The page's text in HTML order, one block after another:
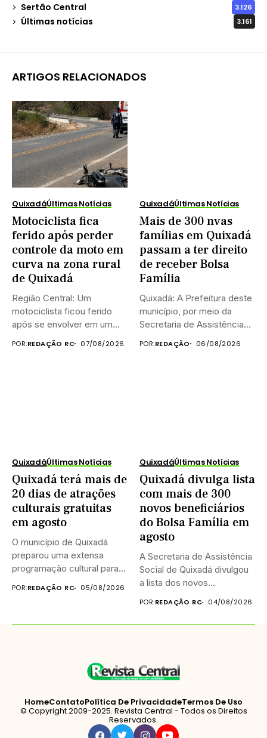
Sertão Central 3.126
Últimas notícias 3.161
ARTIGOS RELACIONADOS
QuixadáÚltimas Notícias
Motociclista fica
ferido após perder
controle da moto em
curva na zona rural
de Quixadá
Região Central: Um
motociclista ficou ferido
após se envolver em um
POR:REDAÇÃO RC 07/08/2026
QuixadáÚltimas Notícias
Mais de 300 nvas
famílias em Quixadá
passam a ter direito
de receber Bolsa
Família
Quixadá: A Prefeitura deste
município, por meio da
Secretaria de Assistência
POR:REDAÇÃO 06/08/2026
QuixadáÚltimas Notícias
Quixadá terá mais de
20 dias de atrações
culturais gratuitas
em agosto
O município de Quixadá
preparou uma extensa
programação cultural para
celebrar o...
POR:REDAÇÃO RC 05/08/2026
QuixadáÚltimas Notícias
Quixadá divulga lista
com mais de 300
novos beneficiários
do Bolsa Família em
agosto
A Secretaria de Assistência
Social de Quixadá divulgou
a lista dos novos...
POR:REDAÇÃO RC 04/08/2026
HomeContatoPolítica De PrivacidadeTermos De Uso
© Copyright 2009-2025. Revista Central - Todos os Direitos
Reservados.